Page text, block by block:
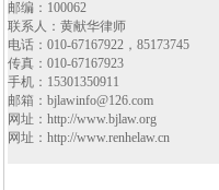
邮编：100062
联系人：黄献华律师
电话：010-67167922，85173745
传真：010-67167923
手机：15301350911
邮箱：bjlawinfo@126.com
网址：http://www.bjlaw.org
网址：http://www.renhelaw.cn